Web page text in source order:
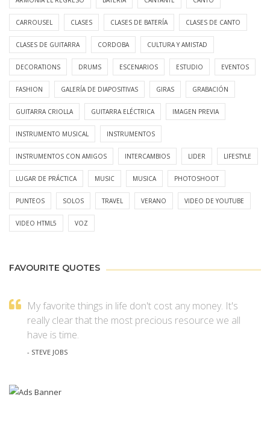
CARROUSEL CLASES CLASES DE BATERÍA CLASES DE CANTO
CLASES DE GUITARRA CORDOBA CULTURA Y AMISTAD
DECORATIONS DRUMS ESCENARIOS ESTUDIO EVENTOS
FASHION GALERÍA DE DIAPOSITIVAS GIRAS GRABACIÓN
GUITARRA CRIOLLA GUITARRA ELÉCTRICA IMAGEN PREVIA
INSTRUMENTO MUSICAL INSTRUMENTOS
INSTRUMENTOS CON AMIGOS INTERCAMBIOS LIDER LIFESTYLE
LUGAR DE PRÁCTICA MUSIC MUSICA PHOTOSHOOT
PUNTEOS SOLOS TRAVEL VERANO VIDEO DE YOUTUBE
VIDEO HTML5 VOZ
FAVOURITE QUOTES
My favorite things in life don't cost any money. It's
really clear that the most precious resource we all
have is time.
- STEVE JOBS